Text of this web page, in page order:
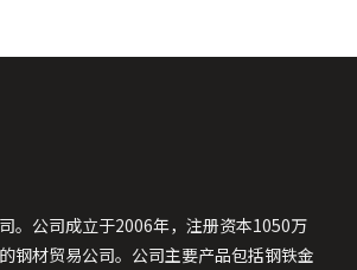
。公司成立于2006年，注册资本1050万
钢材贸易公司。公司主要产品包括钢铁金